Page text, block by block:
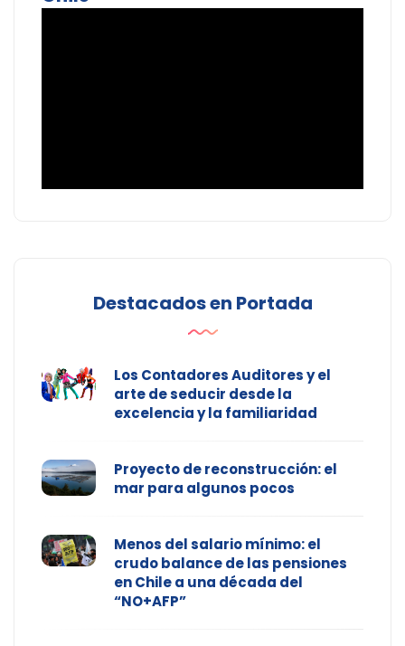
Destacados en Portada
Los Contadores Auditores y el
arte de seducir desde la
excelencia y la familiaridad
Proyecto de reconstrucción: el
mar para algunos pocos
Menos del salario mínimo: el
crudo balance de las pensiones
en Chile a una década del
“NO+AFP”